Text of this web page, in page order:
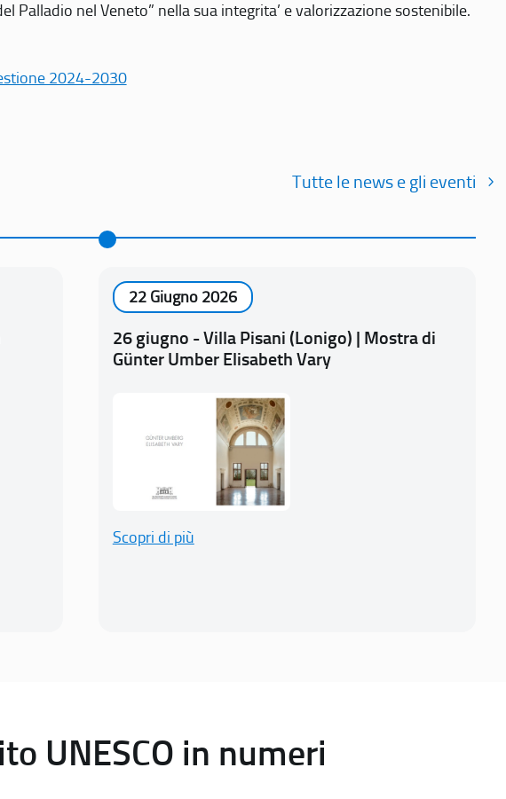
Palladio nel Veneto” nella sua integrita’ e valorizzazione sostenibile.
2024-2030
Tutte le news e gli eventi
22 Giugno 2026
26 giugno - Villa Pisani (Lonigo) | Mostra di
Günter Umber Elisabeth Vary
Scopri di più
UNESCO in numeri